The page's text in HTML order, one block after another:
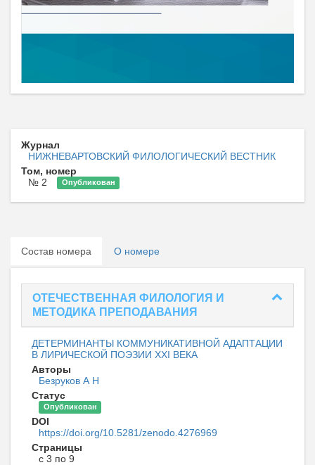
Журнал
НИЖНЕВАРТОВСКИЙ ФИЛОЛОГИЧЕСКИЙ ВЕСТНИК
Том, номер
№ 2
Опубликован
Состав номера О номере
ОТЕЧЕСТВЕННАЯ ФИЛОЛОГИЯ И
МЕТОДИКА ПРЕПОДАВАНИЯ
ДЕТЕРМИНАНТЫ КОММУНИКАТИВНОЙ АДАПТАЦИИ
В ЛИРИЧЕСКОЙ ПОЭЗИИ XXI ВЕКА
Авторы
Безруков А Н
Статус
Опубликован
DOI
https://doi.org/10.5281/zenodo.4276969
Страницы
с 3 по 9